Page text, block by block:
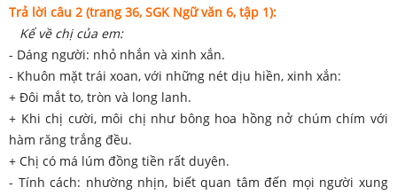
Trả lời câu 2 (trang 36, SGK Ngữ văn 6, tập 1):
Kể về chị của em:
- Dáng người: nhỏ nhắn và xinh xắn.
- Khuôn mặt trái xoan, với những nét dịu hiền, xinh xắn:
+ Đôi mắt to, tròn và long lanh.
+ Khi chị cười, môi chị như bông hoa hồng nở chúm chím với
hàm răng trắng đều.
+ Chị có má lúm đồng tiền rất duyên.
- Tính cách: nhường nhịn, biết quan tâm đến mọi người xung